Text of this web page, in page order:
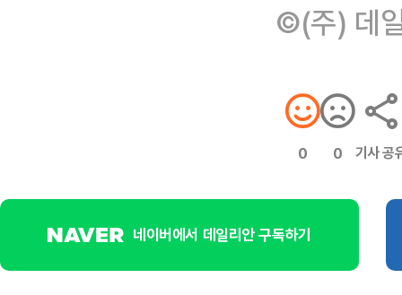
©(주) 데
0 0 기사 공
네이버에서 데일리안 구독하기